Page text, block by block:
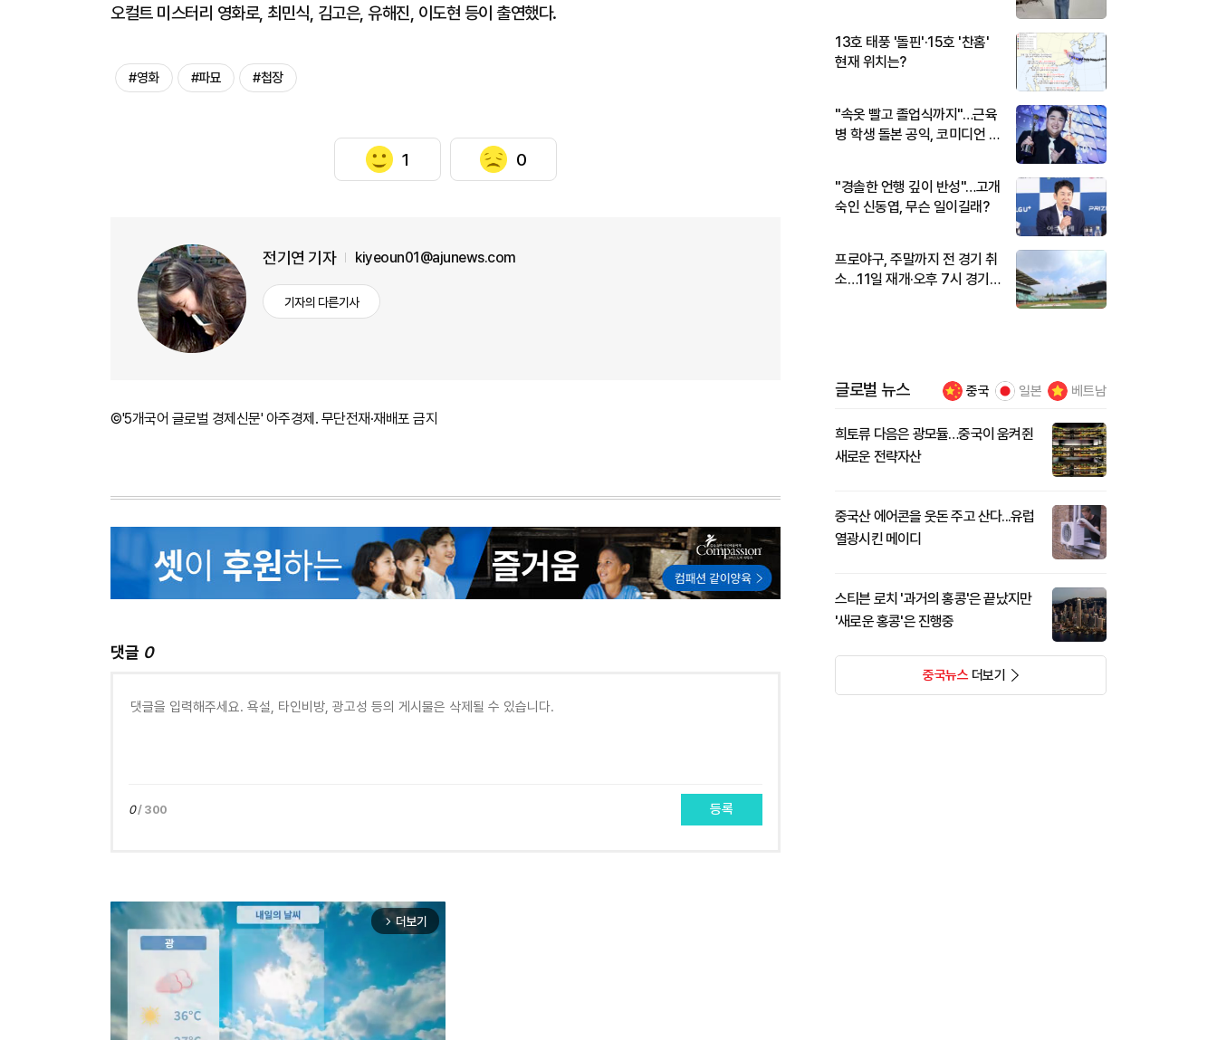
오컬트 미스터리 영화로, 최민식, 김고은, 유해진, 이도현 등이 출연했다.
#영화 #파묘 #첩장
1 0
전기연 기자 kiyeoun01@ajunews.com
기자의 다른기사
©'5개국어 글로벌 경제신문' 아주경제. 무단전재·재배포 금지
댓글 0
0/ 300 등록
arrow_forward_ios 더보기
13호 태풍 '돌핀'·15호 '찬홈'
현재 위치는?
"속옷 빨고 졸업식까지"…근육
병 학생 돌본 공익, 코미디언 김
"경솔한 언행 깊이 반성"…고개
숙인 신동엽, 무슨 일이길래?
프로야구, 주말까지 전 경기 취
소…11일 재개·오후 7시 경기
글로벌 뉴스 중국 일본 베트남
희토류 다음은 광모듈…중국이 움켜쥔
새로운 전략자산
중국산 에어콘을 웃돈 주고 산다...유럽
열광시킨 메이디
스티븐 로치 '과거의 홍콩'은 끝났지만
'새로운 홍콩'은 진행중
중국뉴스더보기